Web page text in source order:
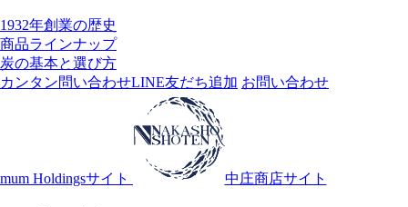
1932年創業の歴史
商品ラインナップ
炭の基本と選び方
カンタン問い合わせLINE友だち追加 お問い合わせ
mum Holdingsサイト 中庄商店サイト